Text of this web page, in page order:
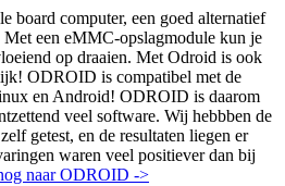
board computer, een goed alternatief
een eMMC-opslagmodule kun je
op draaien. Met Odroid is ook
ODROID is compatibel met de
en Android! ODROID is daarom
veel software. Wij hebbben de
getest, en de resultaten liegen er
waren veel positiever dan bij
naar ODROID ->